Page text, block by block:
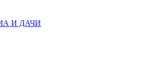
И ДАЧИ